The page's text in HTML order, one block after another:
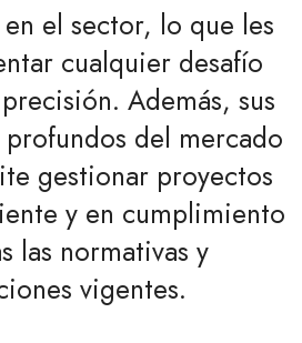
el sector, lo que les
cualquier desafío
Además, sus
del mercado
gestionar proyectos
y en cumplimiento
las normativas y
vigentes.